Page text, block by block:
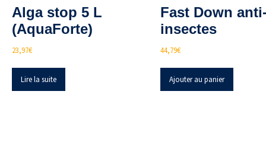
Alga stop 5 L
(AquaForte)
23,97€
Lire la suite
Fast Down
insectes
44,79€
Ajouter au panier